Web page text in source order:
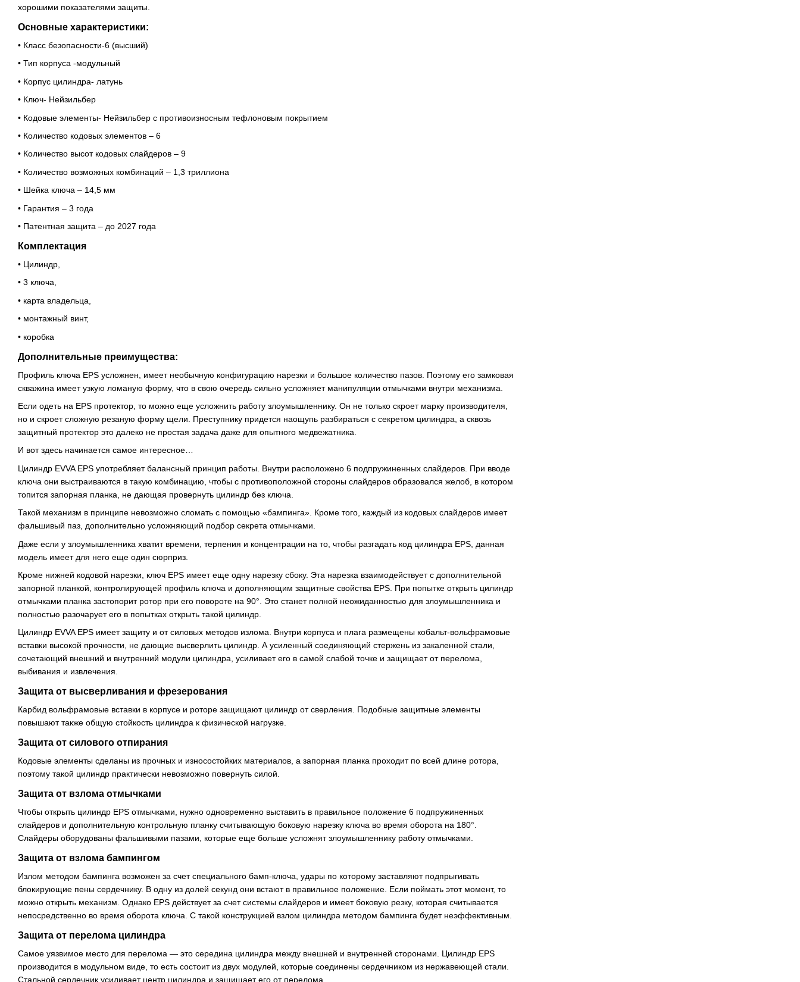
хорошими показателями защиты.
Основные характеристики:
• Класс безопасности-6 (высший)
• Тип корпуса -модульный
• Корпус цилиндра- латунь
• Ключ- Нейзильбер
• Кодовые элементы- Нейзильбер с противоизносным тефлоновым покрытием
• Количество кодовых элементов – 6
• Количество высот кодовых слайдеров – 9
• Количество возможных комбинаций – 1,3 триллиона
• Шейка ключа – 14,5 мм
• Гарантия – 3 года
• Патентная защита – до 2027 года
Комплектация
• Цилиндр,
• 3 ключа,
• карта владельца,
• монтажный винт,
• коробка
Дополнительные преимущества:
Профиль ключа EPS усложнен, имеет необычную конфигурацию нарезки и большое количество пазов. Поэтому его замковая
скважина имеет узкую ломаную форму, что в свою очередь сильно усложняет манипуляции отмычками внутри механизма.
Если одеть на EPS протектор, то можно еще усложнить работу злоумышленнику. Он не только скроет марку производителя,
но и скроет сложную резаную форму щели. Преступнику придется наощупь разбираться с секретом цилиндра, а сквозь
защитный протектор это далеко не простая задача даже для опытного медвежатника.
И вот здесь начинается самое интересное…
Цилиндр EVVA EPS употребляет балансный принцип работы. Внутри расположено 6 подпружиненных слайдеров. При вводе
ключа они выстраиваются в такую ​​комбинацию, чтобы с противоположной стороны слайдеров образовался желоб, в котором
топится запорная планка, не дающая провернуть цилиндр без ключа.
Такой механизм в принципе невозможно сломать с помощью «бампинга». Кроме того, каждый из кодовых слайдеров имеет
фальшивый паз, дополнительно усложняющий подбор секрета отмычками.
Даже если у злоумышленника хватит времени, терпения и концентрации на то, чтобы разгадать код цилиндра EPS, данная
модель имеет для него еще один сюрприз.
Кроме нижней кодовой нарезки, ключ EPS имеет еще одну нарезку сбоку. Эта нарезка взаимодействует с дополнительной
запорной планкой, контролирующей профиль ключа и дополняющим защитные свойства EPS. При попытке открыть цилиндр
отмычками планка застопорит ротор при его повороте на 90°. Это станет полной неожиданностью для злоумышленника и
полностью разочарует его в попытках открыть такой цилиндр.
Цилиндр EVVA EPS имеет защиту и от силовых методов излома. Внутри корпуса и плага размещены кобальт-вольфрамовые
вставки высокой прочности, не дающие высверлить цилиндр. А усиленный соединяющий стержень из закаленной стали,
сочетающий внешний и внутренний модули цилиндра, усиливает его в самой слабой точке и защищает от перелома,
выбивания и извлечения.
Защита от высверливания и фрезерования
Карбид вольфрамовые вставки в корпусе и роторе защищают цилиндр от сверления. Подобные защитные элементы
повышают также общую стойкость цилиндра к физической нагрузке.
Защита от силового отпирания
Кодовые элементы сделаны из прочных и износостойких материалов, а запорная планка проходит по всей длине ротора,
поэтому такой цилиндр практически невозможно повернуть силой.
Защита от взлома отмычками
Чтобы открыть цилиндр EPS отмычками, нужно одновременно выставить в правильное положение 6 подпружиненных
слайдеров и дополнительную контрольную планку считывающую боковую нарезку ключа во время оборота на 180°.
Слайдеры оборудованы фальшивыми пазами, которые еще больше усложнят злоумышленнику работу отмычками.
Защита от взлома бампингом
Излом методом бампинга возможен за счет специального бамп-ключа, удары по которому заставляют подпрыгивать
блокирующие пены сердечнику. В одну из долей секунд они встают в правильное положение. Если поймать этот момент, то
можно открыть механизм. Однако EPS действует за счет системы слайдеров и имеет боковую резку, которая считывается
непосредственно во время оборота ключа. С такой конструкцией взлом цилиндра методом бампинга будет неэффективным.
Защита от перелома цилиндра
Самое уязвимое место для перелома — это середина цилиндра между внешней и внутренней сторонами. Цилиндр EPS
производится в модульном виде, то есть состоит из двух модулей, которые соединены сердечником из нержавеющей стали.
Стальной сердечник усиливает центр цилиндра и защищает его от перелома.